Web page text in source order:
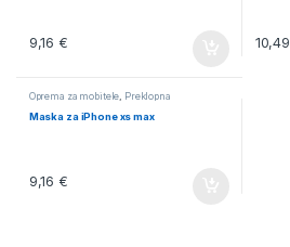
9,16 € 10,49
Oprema za mobitele Preklopna
Maska za iPhone xs max
9,16 €